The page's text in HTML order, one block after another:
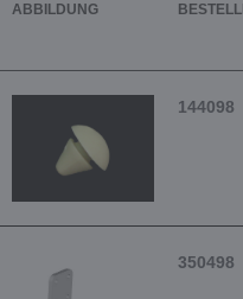
ABBILDUNG
144098
350498